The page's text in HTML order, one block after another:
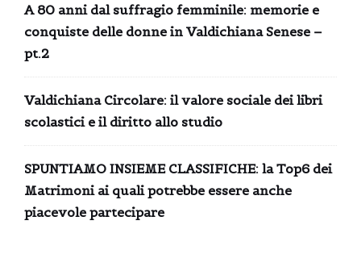
A 80 anni dal suffragio femminile: memorie e
conquiste delle donne in Valdichiana Senese –
pt.2
Valdichiana Circolare: il valore sociale dei libri
scolastici e il diritto allo studio
SPUNTIAMO INSIEME CLASSIFICHE: la Top6 dei
Matrimoni ai quali potrebbe essere anche
piacevole partecipare